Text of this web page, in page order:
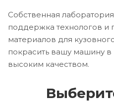
Собственная
поддержка технологов и
материалов для
покрасить вашу машину в
высоким качеством.